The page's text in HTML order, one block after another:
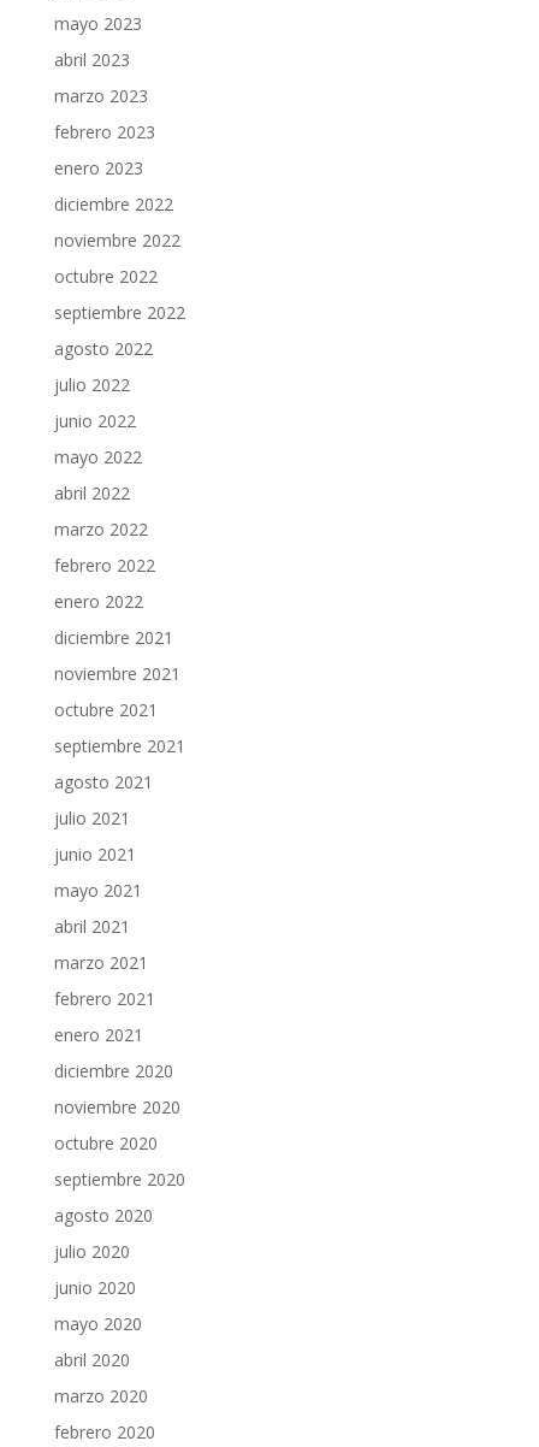
mayo 2023
abril 2023
marzo 2023
febrero 2023
enero 2023
diciembre 2022
noviembre 2022
octubre 2022
septiembre 2022
agosto 2022
julio 2022
junio 2022
mayo 2022
abril 2022
marzo 2022
febrero 2022
enero 2022
diciembre 2021
noviembre 2021
octubre 2021
septiembre 2021
agosto 2021
julio 2021
junio 2021
mayo 2021
abril 2021
marzo 2021
febrero 2021
enero 2021
diciembre 2020
noviembre 2020
octubre 2020
septiembre 2020
agosto 2020
julio 2020
junio 2020
mayo 2020
abril 2020
marzo 2020
febrero 2020